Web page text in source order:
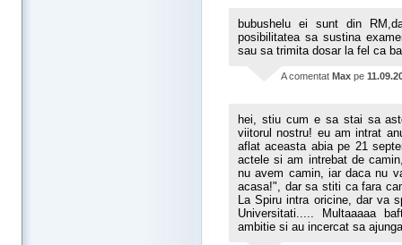
bubushelu ei sunt din
posibilitatea sa sustina
sau sa trimita dosar la fel ca
A comentat Max pe
hei, stiu cum e sa stai sa
viitorul nostru! eu am intrat
aflat aceasta abia pe 21
actele si am intrebat de
nu avem camin, iar daca nu
acasa!", dar sa stiti ca fara
La Spiru intra oricine, dar va
Universitati..... Multaaaaa
ambitie si au incercat sa